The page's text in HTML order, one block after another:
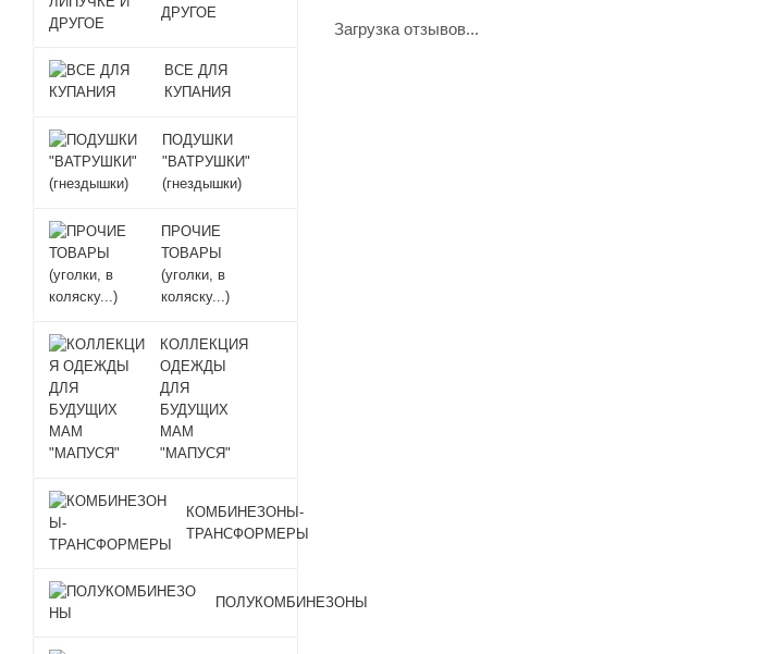
Загрузка отзывов...
ДРУГОЕ
ВСЕ ДЛЯ
КУПАНИЯ
ПОДУШКИ
"ВАТРУШКИ"
(гнездышки)
ПРОЧИЕ
ТОВАРЫ
(уголки, в
коляску...)
КОЛЛЕКЦИЯ
ОДЕЖДЫ
ДЛЯ
БУДУЩИХ
МАМ
"МАПУСЯ"
КОМБИНЕЗОНЫ-
ТРАНСФОРМЕРЫ
ПОЛУКОМБИНЕЗОНЫ